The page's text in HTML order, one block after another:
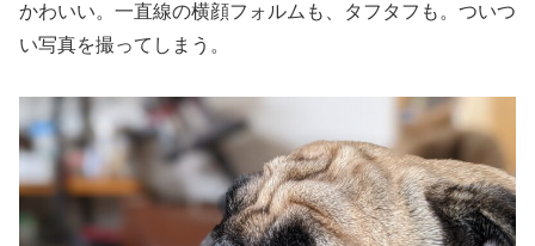
かわいい。一直線の横顔フォルムも、タフタフも。ついつ
い写真を撮ってしまう。